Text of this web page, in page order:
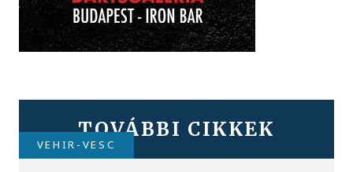
TOVÁBBI CIKKEK
VEHIR-VESC